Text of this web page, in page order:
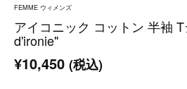
FEMME ウィメンズ
アイコニック コットン 半袖
d'ironie"
¥10,450 (税込)